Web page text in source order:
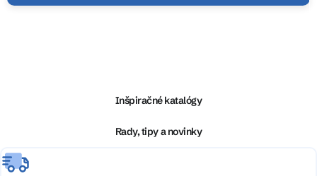
e
Inšpiračné katalógy
Rady, tipy a novinky